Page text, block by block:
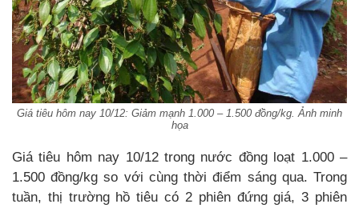
Giá tiêu hôm nay 10/12: Giảm mạnh 1.000 – 1.500 đồng/kg. Ảnh minh
họa
Giá tiêu hôm nay 10/12 trong nước đồng loạt 1.000 –
1.500 đồng/kg so với cùng thời điểm sáng qua. Trong
tuần, thị trường hồ tiêu có 2 phiên đứng giá, 3 phiên